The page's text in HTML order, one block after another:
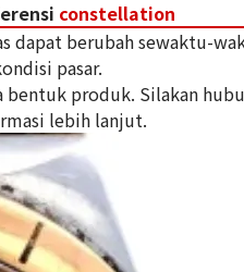
constellation
dapat berubah sewaktu-
pasar.
bentuk produk. Silakan
lebih lanjut.